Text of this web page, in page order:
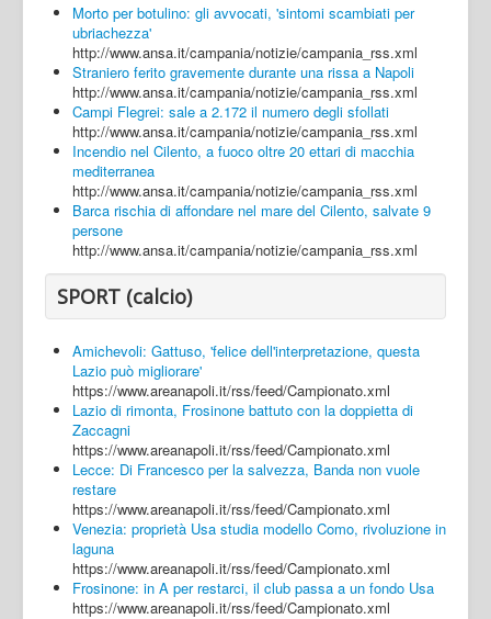
Morto per botulino: gli avvocati, 'sintomi scambiati per
ubriachezza'
http://www.ansa.it/campania/notizie/campania_rss.xml
Straniero ferito gravemente durante una rissa a Napoli
http://www.ansa.it/campania/notizie/campania_rss.xml
Campi Flegrei: sale a 2.172 il numero degli sfollati
http://www.ansa.it/campania/notizie/campania_rss.xml
Incendio nel Cilento, a fuoco oltre 20 ettari di macchia
mediterranea
http://www.ansa.it/campania/notizie/campania_rss.xml
Barca rischia di affondare nel mare del Cilento, salvate 9
persone
http://www.ansa.it/campania/notizie/campania_rss.xml
SPORT (calcio)
Amichevoli: Gattuso, 'felice dell'interpretazione, questa
Lazio può migliorare'
https://www.areanapoli.it/rss/feed/Campionato.xml
Lazio di rimonta, Frosinone battuto con la doppietta di
Zaccagni
https://www.areanapoli.it/rss/feed/Campionato.xml
Lecce: Di Francesco per la salvezza, Banda non vuole
restare
https://www.areanapoli.it/rss/feed/Campionato.xml
Venezia: proprietà Usa studia modello Como, rivoluzione in
laguna
https://www.areanapoli.it/rss/feed/Campionato.xml
Frosinone: in A per restarci, il club passa a un fondo Usa
https://www.areanapoli.it/rss/feed/Campionato.xml